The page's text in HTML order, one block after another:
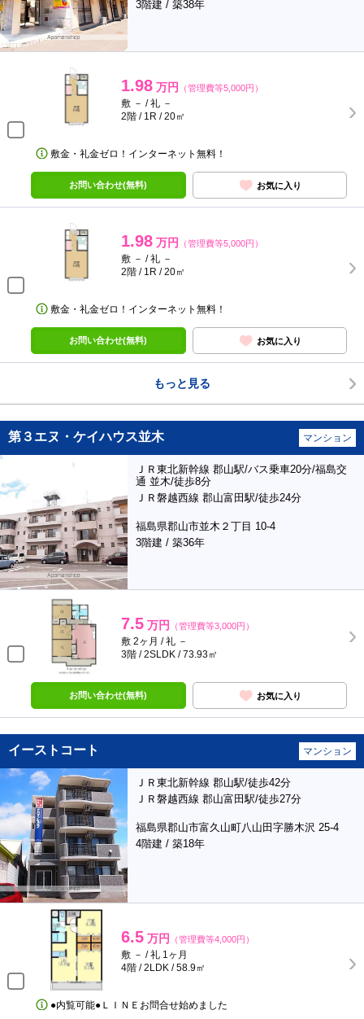
3階建 / 築38年
1.98 万円 （管理費等5,000円）
敷 － / 礼 －
2階 / 1R / 20㎡
敷金・礼金ゼロ！インターネット無料！
お問い合わせ(無料) お気に入り
1.98 万円 （管理費等5,000円）
敷 － / 礼 －
2階 / 1R / 20㎡
敷金・礼金ゼロ！インターネット無料！
お問い合わせ(無料) お気に入り
もっと見る
第３エヌ・ケイハウス並木 マンション
ＪＲ東北新幹線 郡山駅/バス乗車20分/福島交
通 並木/徒歩8分
ＪＲ磐越西線 郡山富田駅/徒歩24分
福島県郡山市並木２丁目 10-4
3階建 / 築36年
7.5 万円 （管理費等3,000円）
敷 2ヶ月 / 礼 －
3階 / 2SLDK / 73.93㎡
お問い合わせ(無料) お気に入り
イーストコート マンション
ＪＲ東北新幹線 郡山駅/徒歩42分
ＪＲ磐越西線 郡山富田駅/徒歩27分
福島県郡山市富久山町八山田字勝木沢 25-4
4階建 / 築18年
6.5 万円 （管理費等4,000円）
敷 － / 礼 1ヶ月
4階 / 2LDK / 58.9㎡
●内覧可能●ＬＩＮＥお問合せ始めました